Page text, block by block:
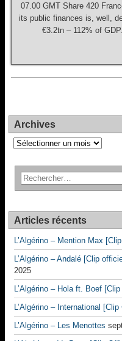
07.00 GMT Share 420
its public finances is, well,
€3.2tn – 112% of
Archives
Archives
Articles récents
L’Algérino – Mention Max
L’Algérino – Andalé [Clip
2025
L’Algérino – Hola ft. Boef
L’Algérino – International [Clip
L’Algérino – Les Menottes